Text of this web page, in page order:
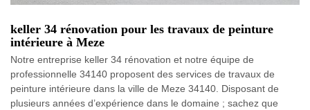
keller 34 rénovation pour les travaux de peinture
intérieure à Meze
Notre entreprise keller 34 rénovation et notre équipe de
professionnelle 34140 proposent des services de travaux de
peinture intérieure dans la ville de Meze 34140. Disposant de
plusieurs années d’expérience dans le domaine ; sachez que